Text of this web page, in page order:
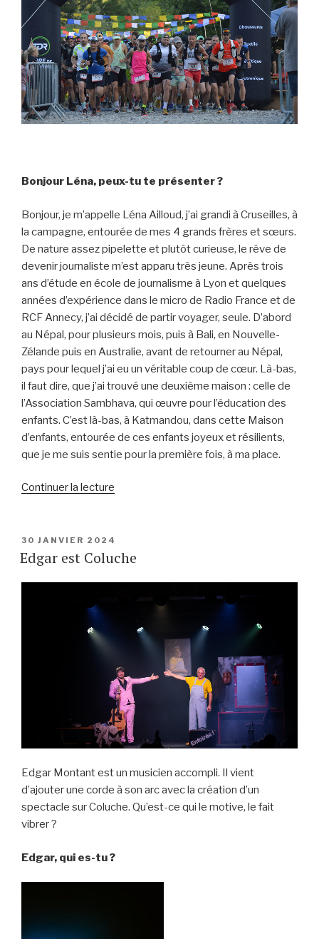
Bonjour Léna, peux-tu te présenter ?
Bonjour, je m’appelle Léna Ailloud, j’ai grandi à Cruseilles, à
la campagne, entourée de mes 4 grands frères et sœurs.
De nature assez pipelette et plutôt curieuse, le rêve de
devenir journaliste m’est apparu très jeune. Après trois
ans d’étude en école de journalisme à Lyon et quelques
années d’expérience dans le micro de Radio France et de
RCF Annecy, j’ai décidé de partir voyager, seule. D’abord
au Népal, pour plusieurs mois, puis à Bali, en Nouvelle-
Zélande puis en Australie, avant de retourner au Népal,
pays pour lequel j’ai eu un véritable coup de cœur. Là-bas,
il faut dire, que j’ai trouvé une deuxième maison : celle de
l’Association Sambhava, qui œuvre pour l’éducation des
enfants. C’est là-bas, à Katmandou, dans cette Maison
d’enfants, entourée de ces enfants joyeux et résilients,
que je me suis sentie pour la première fois, à ma place.
Continuer la lecture
Salève »
PUBLIÉ
LE
30 JANVIER 2024
Edgar est Coluche
Edgar Montant est un musicien accompli. Il vient
d’ajouter une corde à son arc avec la création d’un
spectacle sur Coluche. Qu’est-ce qui le motive, le fait
vibrer ?
Edgar, qui es-tu ?